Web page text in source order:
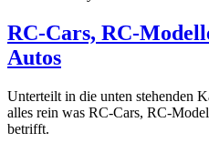
RC-Cars, RC-
Autos
Unterteilt in die unten stehenden
alles rein was RC-Cars, RC-
betrifft.